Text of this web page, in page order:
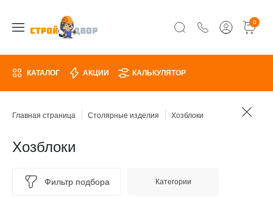
0
КАТАЛОГ АКЦИИ КАЛЬКУЛЯТОР
Главная страница Столярные изделия Хозблоки
Хозблоки
Фильтр подбора Категории